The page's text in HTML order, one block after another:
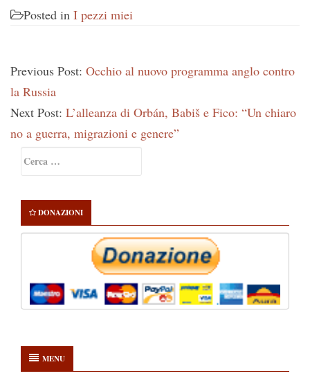
Posted in I pezzi miei
Previous Post: Occhio al nuovo programma anglo contro
la Russia
Next Post: L’alleanza di Orbán, Babiš e Fico: “Un chiaro
no a guerra, migrazioni e genere”
Sidebar
per:
DONAZIONI
MENU